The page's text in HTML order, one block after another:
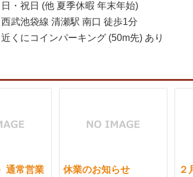
日・祝日 (他 夏季休暇 年末年始)
西武池袋線 清瀬駅 南口 徒歩1分
近くにコインパーキング (50m先) あり
通常営業
休業のお知らせ
２